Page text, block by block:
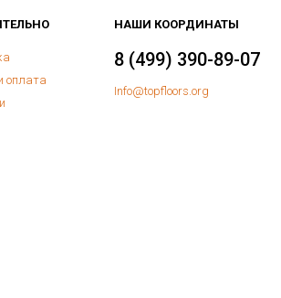
оплата
НАШИ КООРДИНАТЫ
8 (499) 390-89-07
Info@topfloors.org